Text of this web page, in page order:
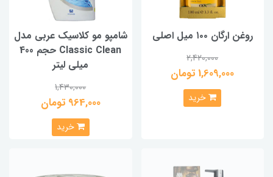
روغن ارگان ۱۰۰ میل اصلی
2,420,000
1,609,000 تومان
خرید
شامپو مو کلاسیک عربی مدل
Classic Clean حجم 400
میلی لیتر
1,430,000
964,000 تومان
خرید